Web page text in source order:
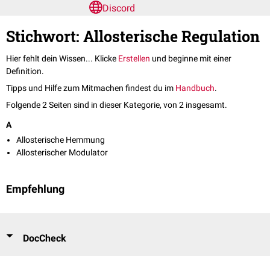
Discord
Stichwort: Allosterische Regulation
Hier fehlt dein Wissen... Klicke Erstellen und beginne mit einer
Definition.
Tipps und Hilfe zum Mitmachen findest du im Handbuch.
Folgende 2 Seiten sind in dieser Kategorie, von 2 insgesamt.
A
Allosterische Hemmung
Allosterischer Modulator
Empfehlung
DocCheck